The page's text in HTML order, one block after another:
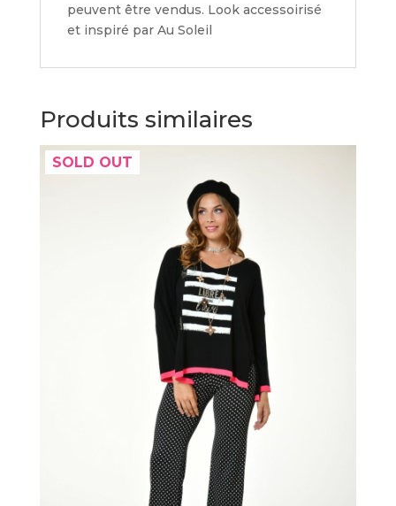
peuvent être vendus. Look accessoirisé
et inspiré par Au Soleil
Produits similaires
SOLD OUT